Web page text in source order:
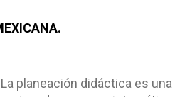
planeación didáctica es una